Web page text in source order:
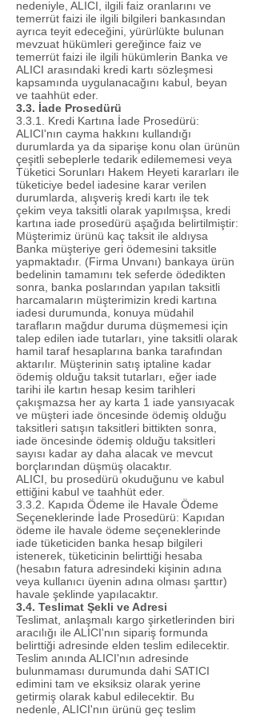
nedeniyle, ALICI, ilgili faiz oranlarını ve
temerrüt faizi ile ilgili bilgileri bankasından
ayrıca teyit edeceğini, yürürlükte bulunan
mevzuat hükümleri gereğince faiz ve
temerrüt faizi ile ilgili hükümlerin Banka ve
ALICI arasındaki kredi kartı sözleşmesi
kapsamında uygulanacağını kabul, beyan
ve taahhüt eder.
3.3. İade Prosedürü
3.3.1. Kredi Kartına İade Prosedürü:
ALICI'nın cayma hakkını kullandığı
durumlarda ya da siparişe konu olan ürünün
çeşitli sebeplerle tedarik edilememesi veya
Tüketici Sorunları Hakem Heyeti kararları ile
tüketiciye bedel iadesine karar verilen
durumlarda, alışveriş kredi kartı ile tek
çekim veya taksitli olarak yapılmışsa, kredi
kartına iade prosedürü aşağıda belirtilmiştir:
Müşterimiz ürünü kaç taksit ile aldıysa
Banka müşteriye geri ödemesini taksitle
yapmaktadır. (Firma Unvanı) bankaya ürün
bedelinin tamamını tek seferde ödedikten
sonra, banka poslarından yapılan taksitli
harcamaların müşterimizin kredi kartına
iadesi durumunda, konuya müdahil
tarafların mağdur duruma düşmemesi için
talep edilen iade tutarları, yine taksitli olarak
hamil taraf hesaplarına banka tarafından
aktarılır. Müşterinin satış iptaline kadar
ödemiş olduğu taksit tutarları, eğer iade
tarihi ile kartın hesap kesim tarihleri
çakışmazsa her ay karta 1 iade yansıyacak
ve müşteri iade öncesinde ödemiş olduğu
taksitleri satışın taksitleri bittikten sonra,
iade öncesinde ödemiş olduğu taksitleri
sayısı kadar ay daha alacak ve mevcut
borçlarından düşmüş olacaktır.
ALICI, bu prosedürü okuduğunu ve kabul
ettiğini kabul ve taahhüt eder.
3.3.2. Kapıda Ödeme ile Havale Ödeme
Seçeneklerinde İade Prosedürü: Kapıdan
ödeme ile havale ödeme seçeneklerinde
iade tüketiciden banka hesap bilgileri
istenerek, tüketicinin belirttiği hesaba
(hesabın fatura adresindeki kişinin adına
veya kullanıcı üyenin adına olması şarttır)
havale şeklinde yapılacaktır.
3.4. Teslimat Şekli ve Adresi
Teslimat, anlaşmalı kargo şirketlerinden biri
aracılığı ile ALICI'nın sipariş formunda
belirttiği adresinde elden teslim edilecektir.
Teslim anında ALICI'nın adresinde
bulunmaması durumunda dahi SATICI
edimini tam ve eksiksiz olarak yerine
getirmiş olarak kabul edilecektir. Bu
nedenle, ALICI'nın ürünü geç teslim